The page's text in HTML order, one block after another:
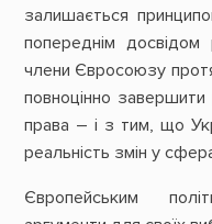
залишається
попереднім
члени Євросоюзу
повноцінно
права – і з тим, що
реальність змін у
Європейським